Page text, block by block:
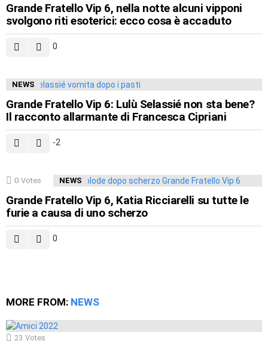
Grande Fratello Vip 6, nella notte alcuni vipponi
svolgono riti esoterici: ecco cosa è accaduto
0
NEWS
Grande Fratello Vip 6: Lulù Selassié non sta bene?
Il racconto allarmante di Francesca Cipriani
-2
0 Votes NEWS
Grande Fratello Vip 6, Katia Ricciarelli su tutte le
furie a causa di uno scherzo
0
MORE FROM: NEWS
23 Votes